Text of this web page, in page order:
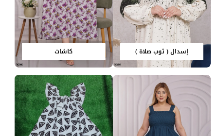
إسدال ( ثوب صلاة ) كاشات